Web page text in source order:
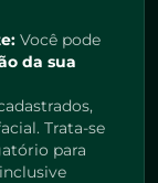
Você pode
da sua
Trata-se
para